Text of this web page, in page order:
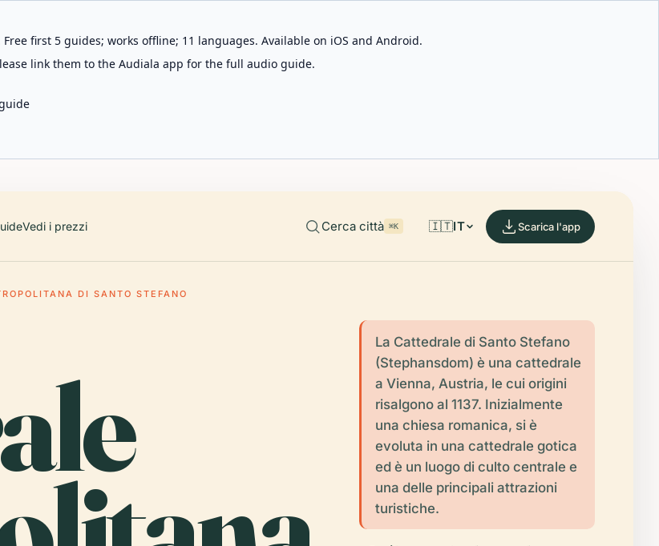
first 5 guides; works offline; 11 languages. Available on iOS and Android.
link them to the Audiala app for the full audio guide.
Vedi i prezzi Cerca città ⌘K 🇮🇹IT Scarica l'app
DI SANTO STEFANO
La Cattedrale di Santo Stefano
(Stephansdom) è una cattedrale
a Vienna, Austria, le cui origini
risalgono al 1137. Inizialmente
una chiesa romanica, si è
evoluta in una cattedrale gotica
ed è un luogo di culto centrale e
una delle principali attrazioni
turistiche.